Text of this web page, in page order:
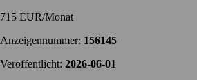
715 EUR/Monat
Anzeigennummer: 156145
Veröffentlicht: 2026-06-01